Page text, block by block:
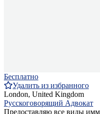
Бесплатно
Удалить из избранного
London, United Kingdom
Русскоговорящий Адвокат
Предоставляю все виды